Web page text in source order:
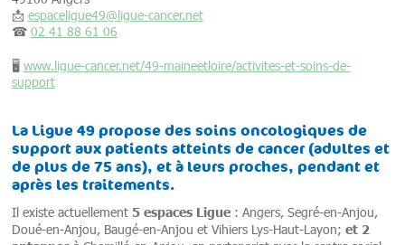
📩 espaceligue49@ligue-cancer.net
☎ 02 41 88 61 06
🖥 www.ligue-cancer.net/49-maineetloire/activites-et-soins-de-
support
La Ligue 49 propose des soins oncologiques de
support aux patients atteints de cancer (adultes et
de plus de 75 ans), et à leurs proches, pendant et
après les traitements.
Il existe actuellement 5 espaces Ligue: Angers, Segré-en-Anjou,
Doué-en-Anjou, Baugé-en-Anjou et Vihiers Lys-Haut-Layon; et 2